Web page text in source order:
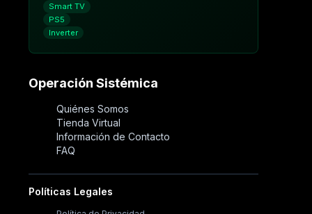
Smart TV
PS5
Inverter
Operación Sistémica
Quiénes Somos
Tienda Virtual
Información de Contacto
FAQ
Políticas Legales